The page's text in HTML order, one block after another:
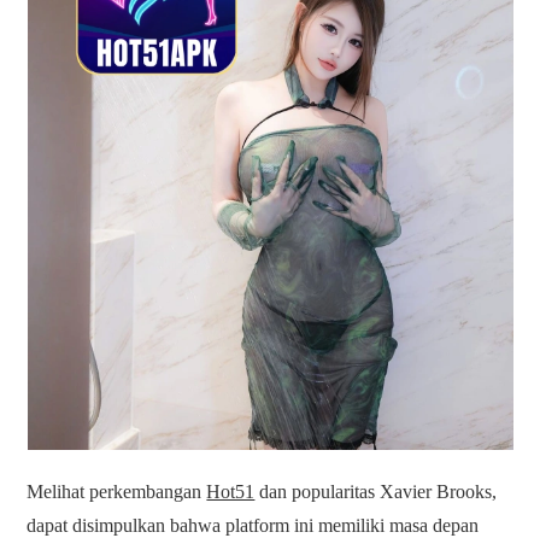
Melihat perkembanganHot51 dan popularitas Xavier Brooks,
dapat disimpulkan bahwa platform ini memiliki masa depan